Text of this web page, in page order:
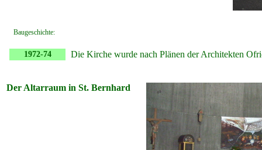
Baugeschichte:
1972-74 Die Kirche wurde nach Plänen der Architekten
Der Altarraum in St. Bernhard